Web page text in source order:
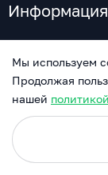
Информация
О нас
Контакты
Политика в
Мы используем
Продолжая
нашей